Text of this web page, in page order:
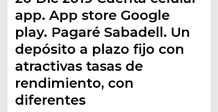
app. App store Google
play. Pagaré Sabadell. Un
depósito a plazo fijo con
atractivas tasas de
rendimiento, con
diferentes